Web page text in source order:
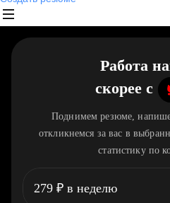
Работа
скорее c
Поднимем резюме,
откликнемся за вас в
статистику по
279 ₽ в неделю